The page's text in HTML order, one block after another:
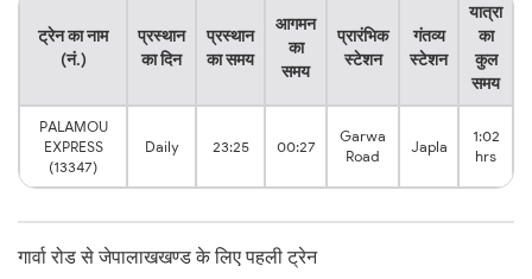
ट्रेन का नाम
(नं.)
प्रस्थान
का दिन
प्रस्थान
का समय
आगमन
का
समय
प्रारंभिक
स्टेशन
गंतव्य
स्टेशन
यात्रा
का
कुल
समय
PALAMOU
EXPRESS
(13347)
Daily 23:25 00:27
Garwa
Road
Japla
1:02
hrs
गार्वा रोड से जेपालाखखण्ड के लिए पहली ट्रेन